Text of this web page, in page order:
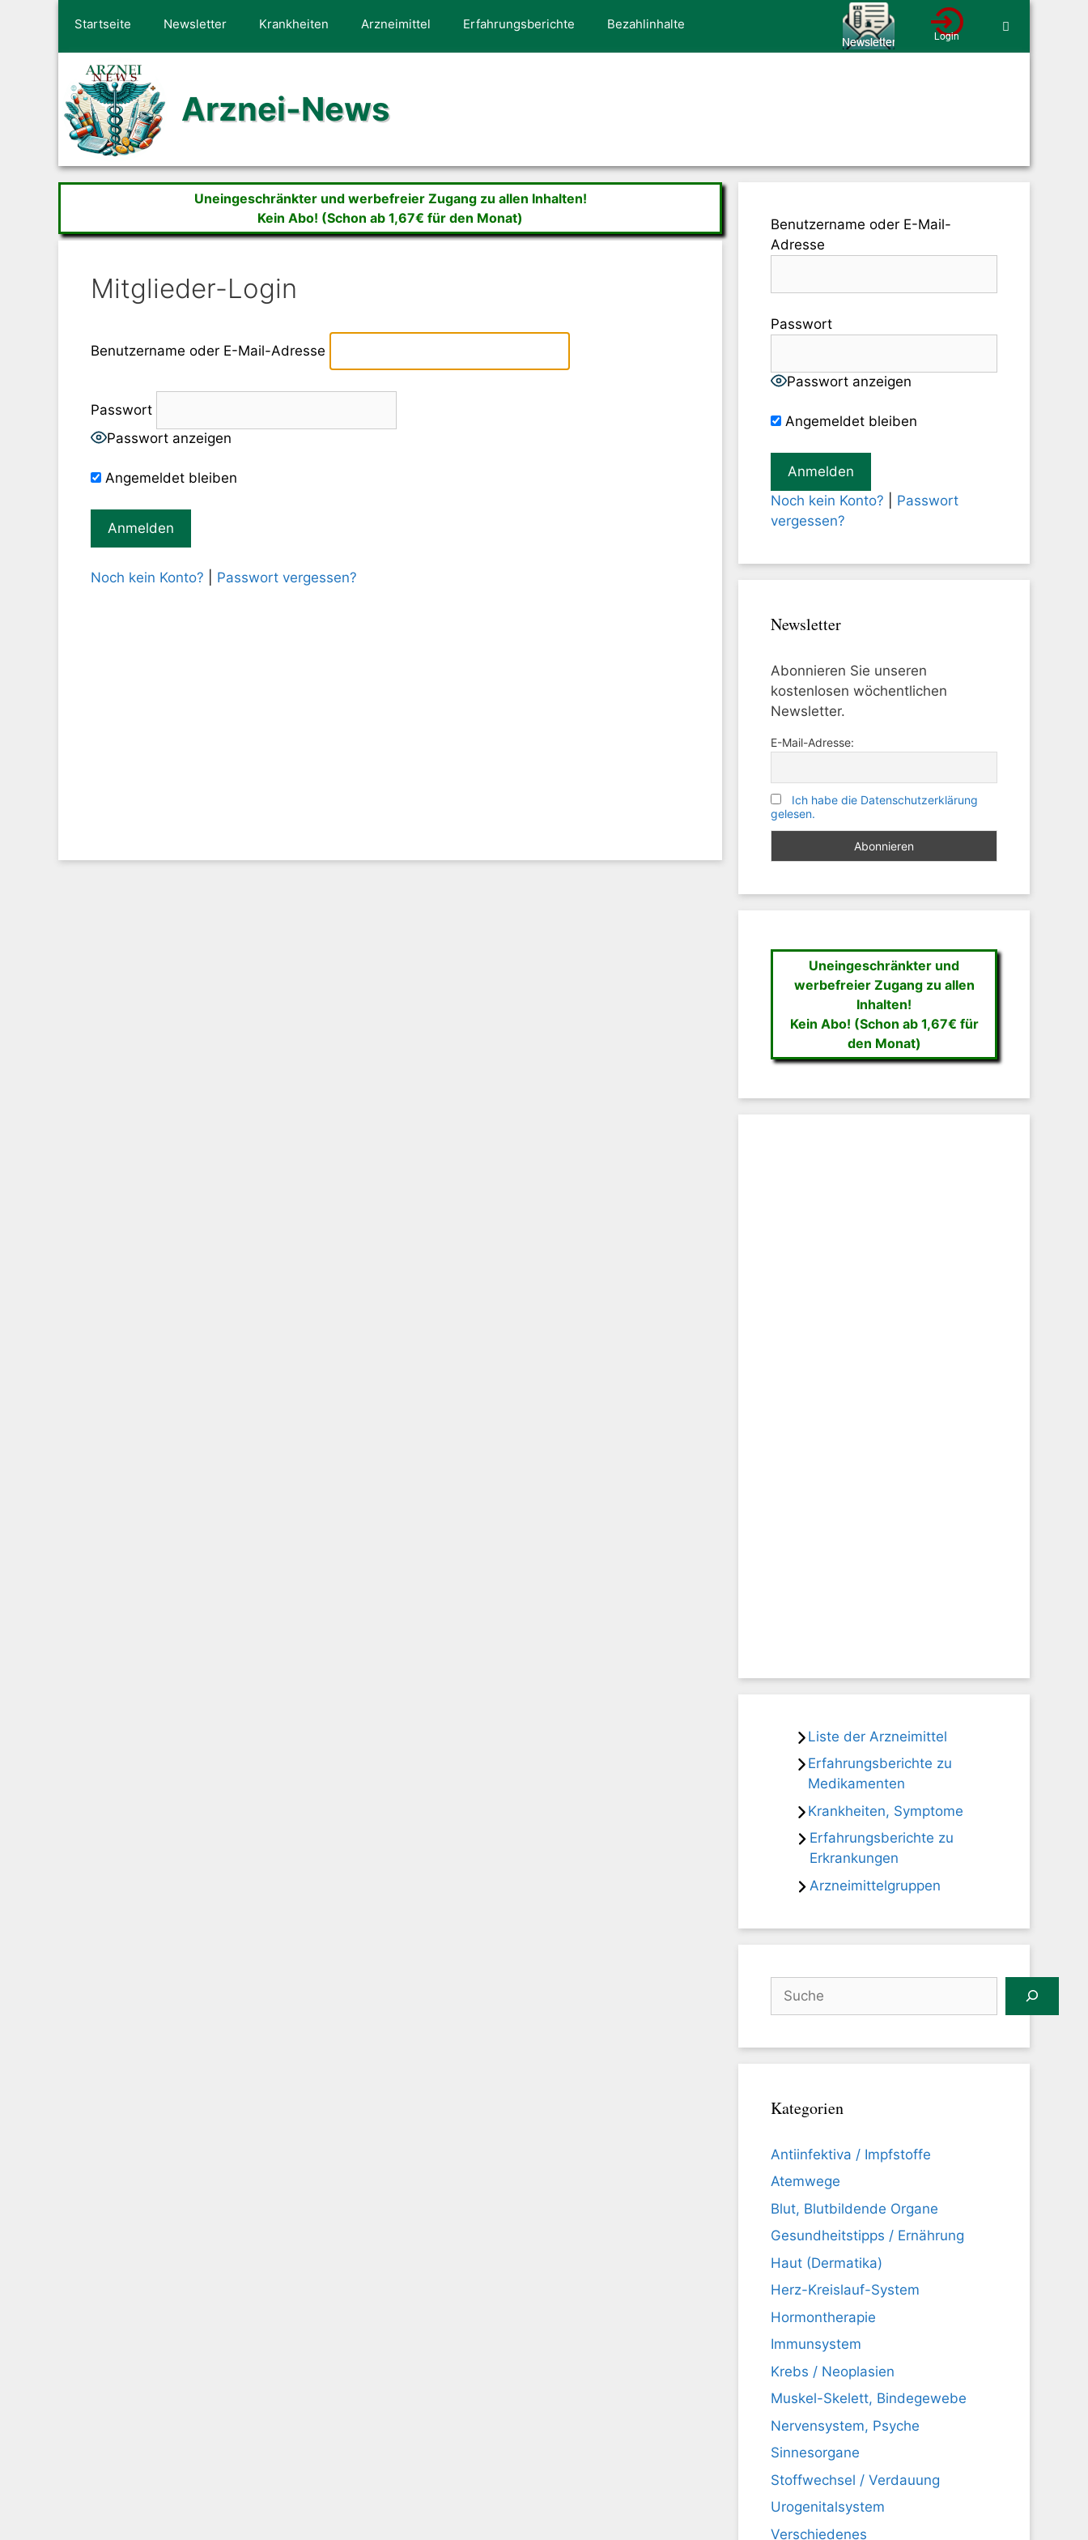
Startseite Newsletter Krankheiten Arzneimittel Erfahrungsberichte Bezahlinhalte
Arznei-News
Uneingeschränkter und werbefreier Zugang zu allen Inhalten!
Kein Abo! (Schon ab 1,67€ für den Monat)
Mitglieder-Login
Benutzername oder E-Mail-Adresse
Passwort
Passwort anzeigen
Angemeldet bleiben
Noch kein Konto? Passwort vergessen?
Benutzername oder E-Mail-
Adresse
Passwort
Passwort anzeigen
Angemeldet bleiben
Noch kein Konto?
Passwort
vergessen?
Newsletter
Abonnieren Sie unseren
kostenlosen wöchentlichen
Newsletter.
E-Mail-Adresse:
Ich habe die Datenschutzerklärung
gelesen.
Uneingeschränkter und
werbefreier Zugang zu allen
Inhalten!
Kein Abo! (Schon ab 1,67€ für
den Monat)
Liste der Arzneimittel
Erfahrungsberichte zu
Medikamenten
Krankheiten, Symptome
Erfahrungsberichte zu
Erkrankungen
Arzneimittelgruppen
Kategorien
Antiinfektiva / Impfstoffe
Atemwege
Blut, Blutbildende Organe
Gesundheitstipps / Ernährung
Haut (Dermatika)
Herz-Kreislauf-System
Hormontherapie
Immunsystem
Krebs / Neoplasien
Muskel-Skelett, Bindegewebe
Nervensystem, Psyche
Sinnesorgane
Stoffwechsel / Verdauung
Urogenitalsystem
Verschiedenes